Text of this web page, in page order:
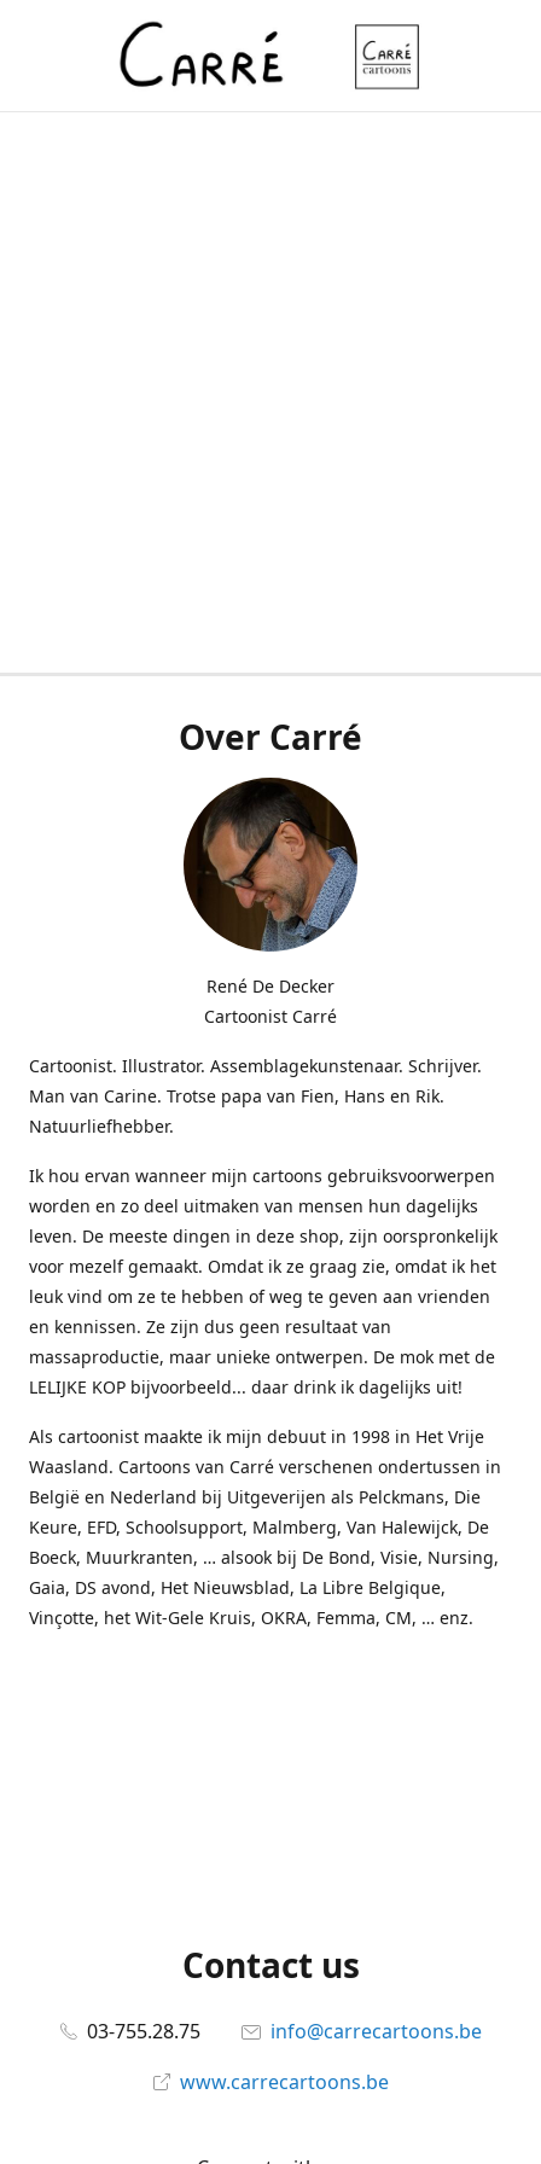
Over Carré
René De Decker
Cartoonist Carré
Cartoonist. Illustrator. Assemblagekunstenaar. Schrijver.
Man van Carine. Trotse papa van Fien, Hans en Rik.
Natuurliefhebber.
Ik hou ervan wanneer mijn cartoons gebruiksvoorwerpen
worden en zo deel uitmaken van mensen hun dagelijks
leven. De meeste dingen in deze shop, zijn oorspronkelijk
voor mezelf gemaakt. Omdat ik ze graag zie, omdat ik het
leuk vind om ze te hebben of weg te geven aan vrienden
en kennissen. Ze zijn dus geen resultaat van
massaproductie, maar unieke ontwerpen. De mok met de
LELIJKE KOP bijvoorbeeld... daar drink ik dagelijks uit!
Als cartoonist maakte ik mijn debuut in 1998 in Het Vrije
Waasland. Cartoons van Carré verschenen ondertussen in
België en Nederland bij Uitgeverijen als Pelckmans, Die
Keure, EFD, Schoolsupport, Malmberg, Van Halewijck, De
Boeck, Muurkranten, … alsook bij De Bond, Visie, Nursing,
Gaia, DS avond, Het Nieuwsblad, La Libre Belgique,
Vinçotte, het Wit-Gele Kruis, OKRA, Femma, CM, … enz.
Contact us
03-755.28.75
info@carrecartoons.be
www.carrecartoons.be